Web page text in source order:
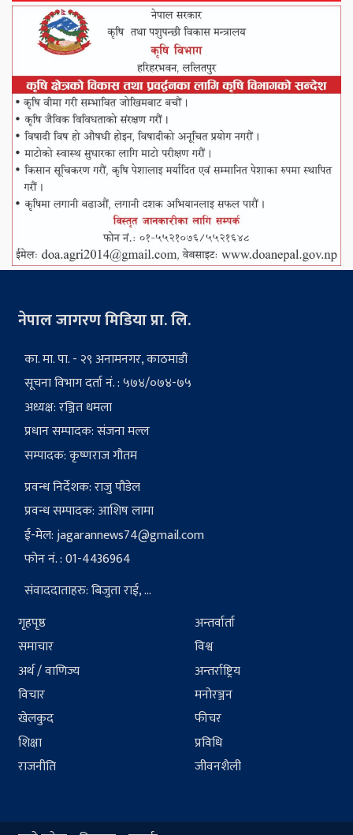
नेपाल जागरण मिडिया प्रा. लि.
का. मा. पा. - २९ अनामनगर, काठमाडौं
सूचना विभाग दर्ता नं. : ५७४/०७४-७५
अध्यक्ष: रञ्जित धमला
प्रधान सम्पादक: संजना मल्ल
सम्पादक: कृष्णराज गौतम
प्रवन्ध निर्देशक: राजु पौडेल
प्रवन्ध सम्पादक: आशिष लामा
ई-मेल:jagarannews74@gmail.com
फोन नं. : 01-4436964
संवाददाताहरु: बिजुता राई, ...
गृहपृष्ठ
समाचार
अर्थ / वाणिज्य
विचार
खेलकुद
शिक्षा
राजनीति
अन्तर्वार्ता
विश्व
अन्तर्राष्ट्रिय
मनोरञ्जन
फीचर
प्रविधि
जीवनशैली